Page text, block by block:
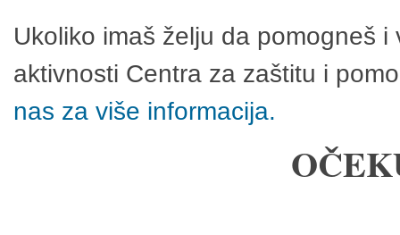
Ukoliko imaš želju da pomogneš
aktivnosti Centra za zaštitu i
nas za više informacija.